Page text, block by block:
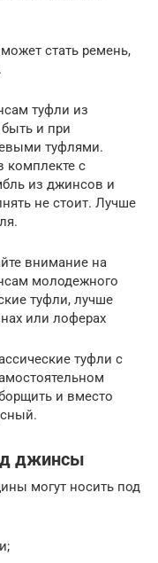
стать ремень,
туфли из
и при
туфлями.
комплекте с
из джинсов и
не стоит. Лучше
внимание на
молодежного
туфли, лучше
или лоферах
туфли с
и вместо
джинсы
могут носить под